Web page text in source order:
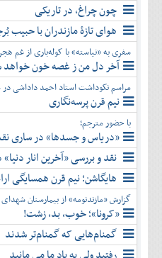
چون چراغ، در تاریکی
هوای تازۀ مازندران با
سفری به «نیاسته» با کوله‌باری از غم
آخر دل من ز غصه خون
مراسم نکوداشت استاد احمد داداشی در
نیم قرن پرسه‌نگاری
با حضور مترجم؛
«دریاس و جسدها» در ساری
نقد و بررسی «آخرین انار
هایگاشن؛ نیم قرن همسایگی
گزارش «مازندنومه» از بیمارستان
«کرونا»؛ خوب، بد، زشت!
گمنام‌هایی که گمنام‌تر شدند